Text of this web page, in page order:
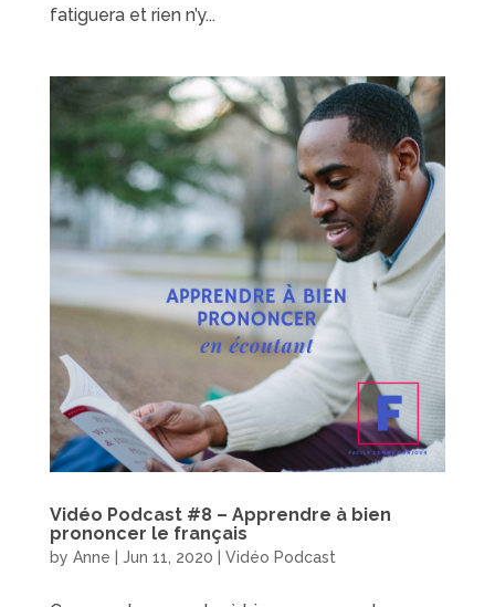
fatiguera et rien n’y...
Vidéo Podcast #8 – Apprendre à bien
prononcer le français
by Anne Jun 11, 2020 Vidéo Podcast